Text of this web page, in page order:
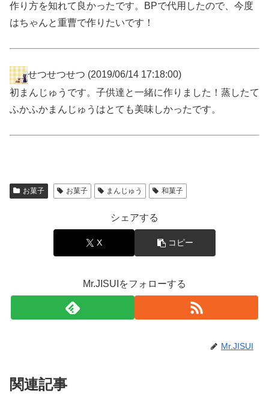
作り方を知れて良かったです。BPで代用したので、今度
はちゃんと重曹で作りたいです！
せつせつせつ (2019/06/14 17:18:00)
初まんじゅうです。子供達と一緒に作りました！蒸したて
ふかふかまんじゅうはとても美味しかったです。
お菓子 お菓子 まんじゅう 和菓子
シェアする
X コピー
Mr.JISUIをフォローする
Mr.JISUI
関連記事